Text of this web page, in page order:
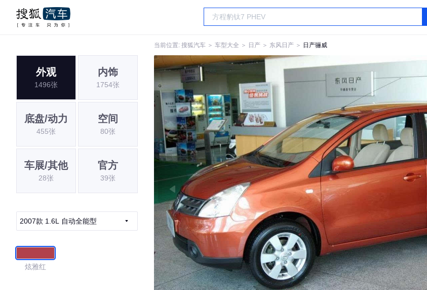
当前位置: 搜狐汽车 ＞ 车型大全 ＞ 日产 ＞ 东风日产 ＞ 日产骊威
外观
1496张
内饰
1754张
底盘/动力
455张
空间
80张
车展/其他
28张
官方
39张
2007款 1.6L 自动全能型
炫雅红